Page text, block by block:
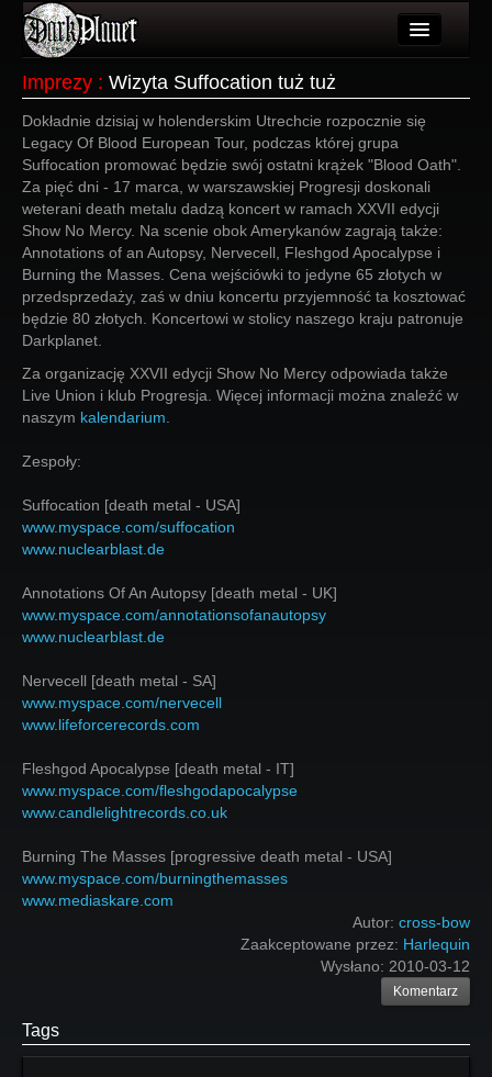
Wydarzenia
Galeria
Forum
Więcej
Login
Imprezy : Wizyta Suffocation tuż tuż
Dokładnie dzisiaj w holenderskim Utrechcie rozpocznie się
Legacy Of Blood European Tour, podczas której grupa
Suffocation promować będzie swój ostatni krążek "Blood Oath".
Za pięć dni - 17 marca, w warszawskiej Progresji doskonali
weterani death metalu dadzą koncert w ramach XXVII edycji
Show No Mercy. Na scenie obok Amerykanów zagrają także:
Annotations of an Autopsy, Nervecell, Fleshgod Apocalypse i
Burning the Masses. Cena wejściówki to jedyne 65 złotych w
przedsprzedaży, zaś w dniu koncertu przyjemność ta kosztować
będzie 80 złotych. Koncertowi w stolicy naszego kraju patronuje
Darkplanet.
Za organizację XXVII edycji Show No Mercy odpowiada także
Live Union i klub Progresja. Więcej informacji można znaleźć w
naszym kalendarium
Zespoły:
Suffocation [death metal - USA]
www.myspace.com/suffocation
www.nuclearblast.de
Annotations Of An Autopsy [death metal - UK]
www.myspace.com/annotationsofanautopsy
www.nuclearblast.de
Nervecell [death metal - SA]
www.myspace.com/nervecell
www.lifeforcerecords.com
Fleshgod Apocalypse [death metal - IT]
www.myspace.com/fleshgodapocalypse
www.candlelightrecords.co.uk
Burning The Masses [progressive death metal - USA]
www.myspace.com/burningthemasses
www.mediaskare.com
Autor: cross-bow
Zaakceptowane przez: Harlequin
Wysłano: 2010-03-12
Komentarz
Tags